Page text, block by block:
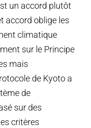
un accord plutôt
accord oblige les
climatique
sur le Principe
mais
de Kyoto a
de
sur des
critères